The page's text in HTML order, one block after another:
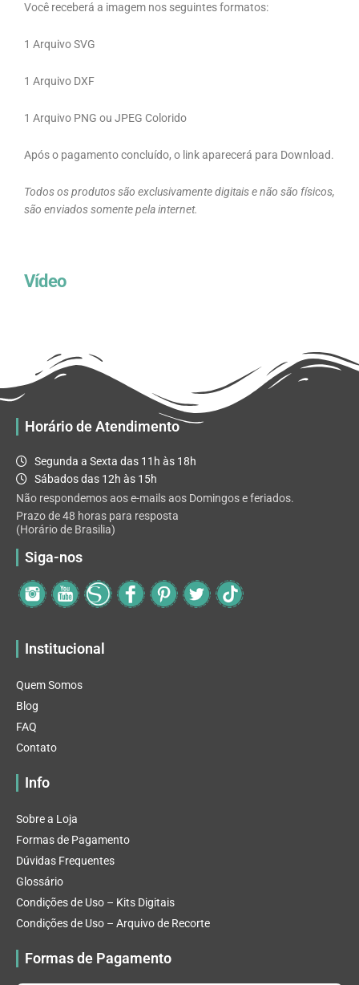
Você receberá a imagem nos seguintes formatos:
1 Arquivo SVG
1 Arquivo DXF
1 Arquivo PNG ou JPEG Colorido
Após o pagamento concluído, o link aparecerá para Download.
Todos os produtos são exclusivamente digitais e não são físicos,
são enviados somente pela internet.
Vídeo
Horário de Atendimento
Segunda a Sexta das 11h às 18h
Sábados das 12h às 15h
Não respondemos aos e-mails aos Domingos e feriados.
Prazo de 48 horas para resposta
(Horário de Brasilia)
Siga-nos
Institucional
Quem Somos
Blog
FAQ
Contato
Info
Sobre a Loja
Formas de Pagamento
Dúvidas Frequentes
Glossário
Condições de Uso – Kits Digitais
Condições de Uso – Arquivo de Recorte
Formas de Pagamento